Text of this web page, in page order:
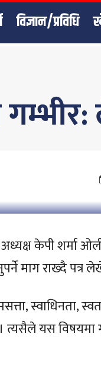
विज्ञान/प्रविधि
केपी शर्मा
माग राख्दै पत्र
स्वाधिनता,
। त्यसैले यस